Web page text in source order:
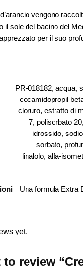
vengono
il sole del bacino del
per il suo
PR-018182, acqua,
cocamidopropil
cloruro, estratto di
7, polisorbato
idrossido,
sorbato,
linalolo, alfa-
Una formula Extra
yet.
review